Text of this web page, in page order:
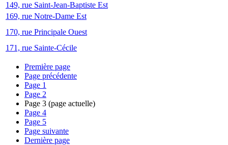
149, rue Saint-Jean-Baptiste Est
169, rue Notre-Dame Est
170, rue Principale Ouest
171, rue Sainte-Cécile
Première page
Page précédente
Page 1
Page 2
Page 3 (page actuelle)
Page 4
Page 5
Page suivante
Dernière page